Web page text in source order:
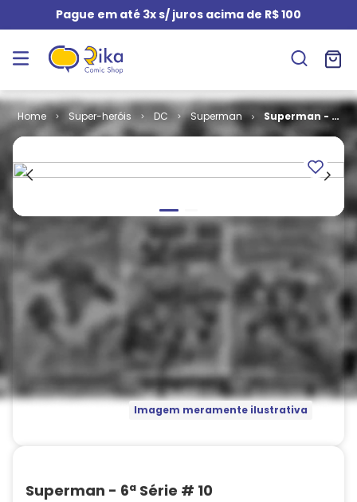
Pague em até 3x s/ juros acima de R$ 100
Super-heróis DC Superman
Superman - 6ª
Série # 10
Imagem meramente ilustrativa
Superman - 6ª Série # 10